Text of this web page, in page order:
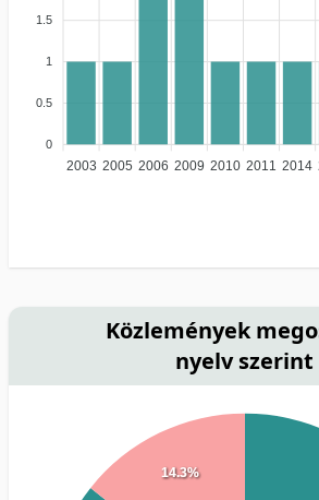
1.5
1
0.5
0
2003 2005 2006 2009 2010 2011 2014
Közlemények
nyelv szerint
14.3%